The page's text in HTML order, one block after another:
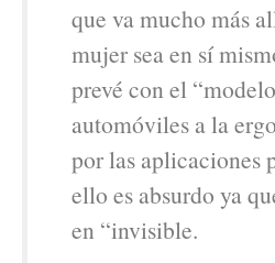
que va mucho más
mujer sea en sí
prevé con el
automóviles a la
por las aplicaciones
ello es absurdo ya
en “invisible.